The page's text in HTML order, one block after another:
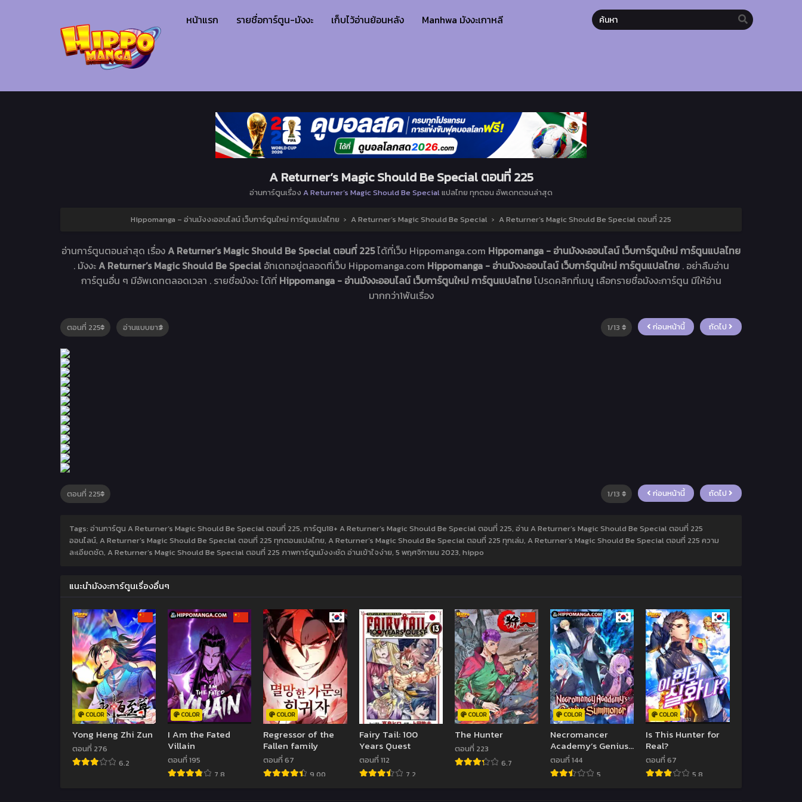
หน้าแรก รายชื่อการ์ตูน-มังงะ เก็บไว้อ่านย้อนหลัง Manhwa มังงะเกาหลี
A Returner’s Magic Should Be Special ตอนที่ 225
อ่านการ์ตูนเรื่อง A Returner’s Magic Should Be Specialแปลไทย ทุกตอน อัพเดทตอนล่าสุด
Hippomanga – อ่านมังงะออนไลน์ เว็บการ์ตูนใหม่ การ์ตูนแปลไทย › A Returner’s Magic Should Be Special › A Returner’s Magic Should Be Special ตอนที่ 225
อ่านการ์ตูนตอนล่าสุด เรื่องA Returner’s Magic Should Be Special ตอนที่ 225ได้ที่เว็บ Hippomanga.com Hippomanga - อ่านมังงะออนไลน์ เว็บการ์ตูนใหม่ การ์ตูนแปลไทย
. มังงะA Returner’s Magic Should Be Special อัทเดทอยู่ตลอดที่เว็บ Hippomanga.com Hippomanga - อ่านมังงะออนไลน์ เว็บการ์ตูนใหม่ การ์ตูนแปลไทย . อย่าลืมอ่าน
การ์ตูนอื่น ๆ มีอัพเดทตลอดเวลา . รายชื่อมังงะ ได้ที่ Hippomanga - อ่านมังงะออนไลน์ เว็บการ์ตูนใหม่ การ์ตูนแปลไทยโปรดคลิกที่เมนู เลือกรายชื่อมังงะการ์ตูน มีให้อ่าน
มากกว่า1พันเรื่อง
ก่อนหน้านี้ ถัดไป
ก่อนหน้านี้ ถัดไป
Tags: อ่านการ์ตูน A Returner’s Magic Should Be Special ตอนที่ 225, การ์ตูน18+ A Returner’s Magic Should Be Special ตอนที่ 225, อ่าน A Returner’s Magic Should Be Special ตอนที่ 225
ออนไลน์, A Returner’s Magic Should Be Special ตอนที่ 225 ทุกตอนแปลไทย, A Returner’s Magic Should Be Special ตอนที่ 225 ทุกเล่ม, A Returner’s Magic Should Be Special ตอนที่ 225 ความ
ละเอียดชัด, A Returner’s Magic Should Be Special ตอนที่ 225 ภาพการ์ตูนมังงะชัด อ่านเข้าใจง่าย, 5 พฤศจิกายน 2023, hippo
แนะนำมังงะการ์ตูนเรื่องอื่นๆ
COLOR
Yong Heng Zhi Zun
ตอนที่ 276
6.2
COLOR
I Am the Fated
Villain
ตอนที่ 195
7.8
COLOR
Regressor of the
Fallen family
ตอนที่ 67
9.00
Fairy Tail: 100
Years Quest
ตอนที่ 112
7.2
COLOR
The Hunter
ตอนที่ 223
6.7
COLOR
Necromancer
Academy’s Genius
Summoner
ตอนที่ 144
5
COLOR
Is This Hunter for
Real?
ตอนที่ 67
5.8